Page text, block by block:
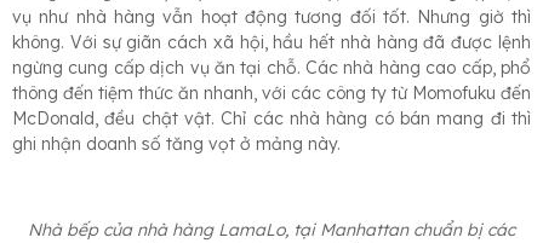
vụ như nhà hàng vẫn hoạt động tương đối tốt. Nhưng giờ thì
không. Với sự giãn cách xã hội, hầu hết nhà hàng đã được lệnh
ngừng cung cấp dịch vụ ăn tại chỗ. Các nhà hàng cao cấp, phổ
thông đến tiệm thức ăn nhanh, với các công ty từ Momofuku đến
McDonald, đều chật vật. Chỉ các nhà hàng có bán mang đi thì
ghi nhận doanh số tăng vọt ở mảng này.
Nhà bếp của nhà hàng LamaLo, tại Manhattan chuẩn bị các